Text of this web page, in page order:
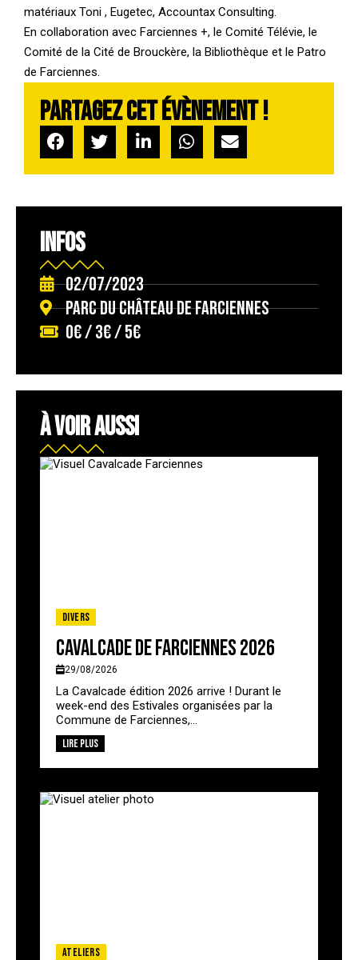
matériaux Toni , Eugetec, Accountax Consulting.
En collaboration avec Farciennes +, le Comité Télévie, le
Comité de la Cité de Brouckère, la Bibliothèque et le Patro
de Farciennes.
Partagez cet évènement !
INFOS
02/07/2023
Parc du château de Farciennes
0€ / 3€ / 5€
À VOIR AUSSI
Divers
Cavalcade de Farciennes 2026
29/08/2026
La Cavalcade édition 2026 arrive ! Durant le
week-end des Estivales organisées par la
Commune de Farciennes,...
Lire plus
Ateliers